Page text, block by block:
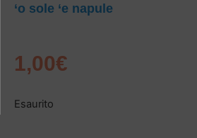
‘o sole ‘e napule
1,00€
Esaurito